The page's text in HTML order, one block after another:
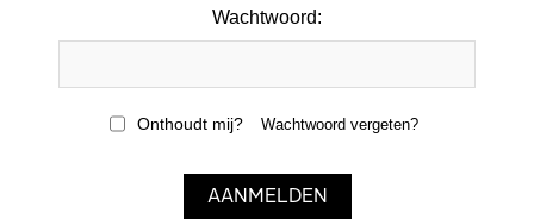
Wachtwoord:
Onthoudt mij? Wachtwoord vergeten?